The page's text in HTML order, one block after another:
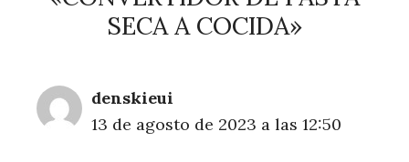
SECA A COCIDA»
denskieui
13 de agosto de 2023 a las 12:50